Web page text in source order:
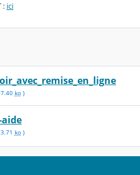
: ici
ko)
ko)